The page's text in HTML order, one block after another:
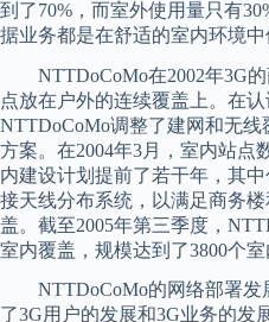
到了70%，而室外使用量只有
据业务都是在舒适的室内环境中
NTTDoCoMo在2002年3G的
点放在户外的连续覆盖上。在
NTTDoCoMo调整了建网和无
方案。在2004年3月，室内站点
内建设计划提前了若干年，其
接天线分布系统，以满足商务
盖。截至2005年第三季度，
室内覆盖，规模达到了3800个室
NTTDoCoMo的网络部署发
了3G用户的发展和3G业务的发